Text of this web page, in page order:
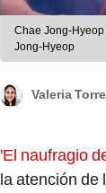
Chae Jong-
Jong-Hyeop
Valeria
'El naufragio
la atención de